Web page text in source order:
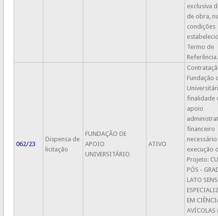
exclusiva
de obra,
condições
Termo de
Referência.
062/23
Dispensa de
licitação
FUNDAÇÃO DE
APOIO
UNIVERSITÁRIO
ATIVO
Fundação
finalidade
apoio
financeiro
necessário
execução
Projeto:
PÓS -
LATO
EM
AVÍCOLAS